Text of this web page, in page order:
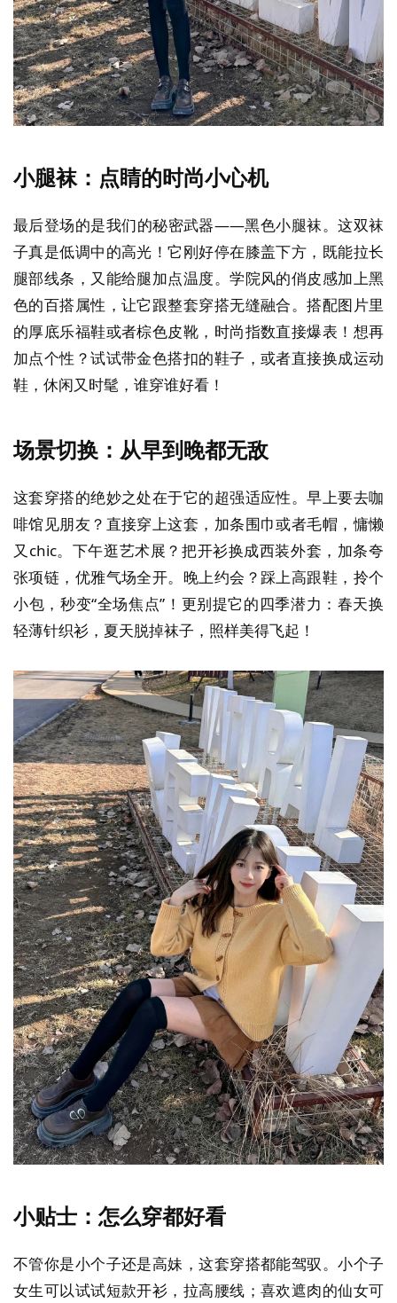
小腿袜：点睛的时尚小心机
最后登场的是我们的秘密武器——黑色小腿袜。这双袜
子真是低调中的高光！它刚好停在膝盖下方，既能拉长
腿部线条，又能给腿加点温度。学院风的俏皮感加上黑
色的百搭属性，让它跟整套穿搭无缝融合。搭配图片里
的厚底乐福鞋或者棕色皮靴，时尚指数直接爆表！想再
加点个性？试试带金色搭扣的鞋子，或者直接换成运动
鞋，休闲又时髦，谁穿谁好看！
场景切换：从早到晚都无敌
这套穿搭的绝妙之处在于它的超强适应性。早上要去咖
啡馆见朋友？直接穿上这套，加条围巾或者毛帽，慵懒
又chic。下午逛艺术展？把开衫换成西装外套，加条夸
张项链，优雅气场全开。晚上约会？踩上高跟鞋，拎个
小包，秒变“全场焦点”！更别提它的四季潜力：春天换
轻薄针织衫，夏天脱掉袜子，照样美得飞起！
小贴士：怎么穿都好看
不管你是小个子还是高妹，这套穿搭都能驾驭。小个子
女生可以试试短款开衫，拉高腰线；喜欢遮肉的仙女可